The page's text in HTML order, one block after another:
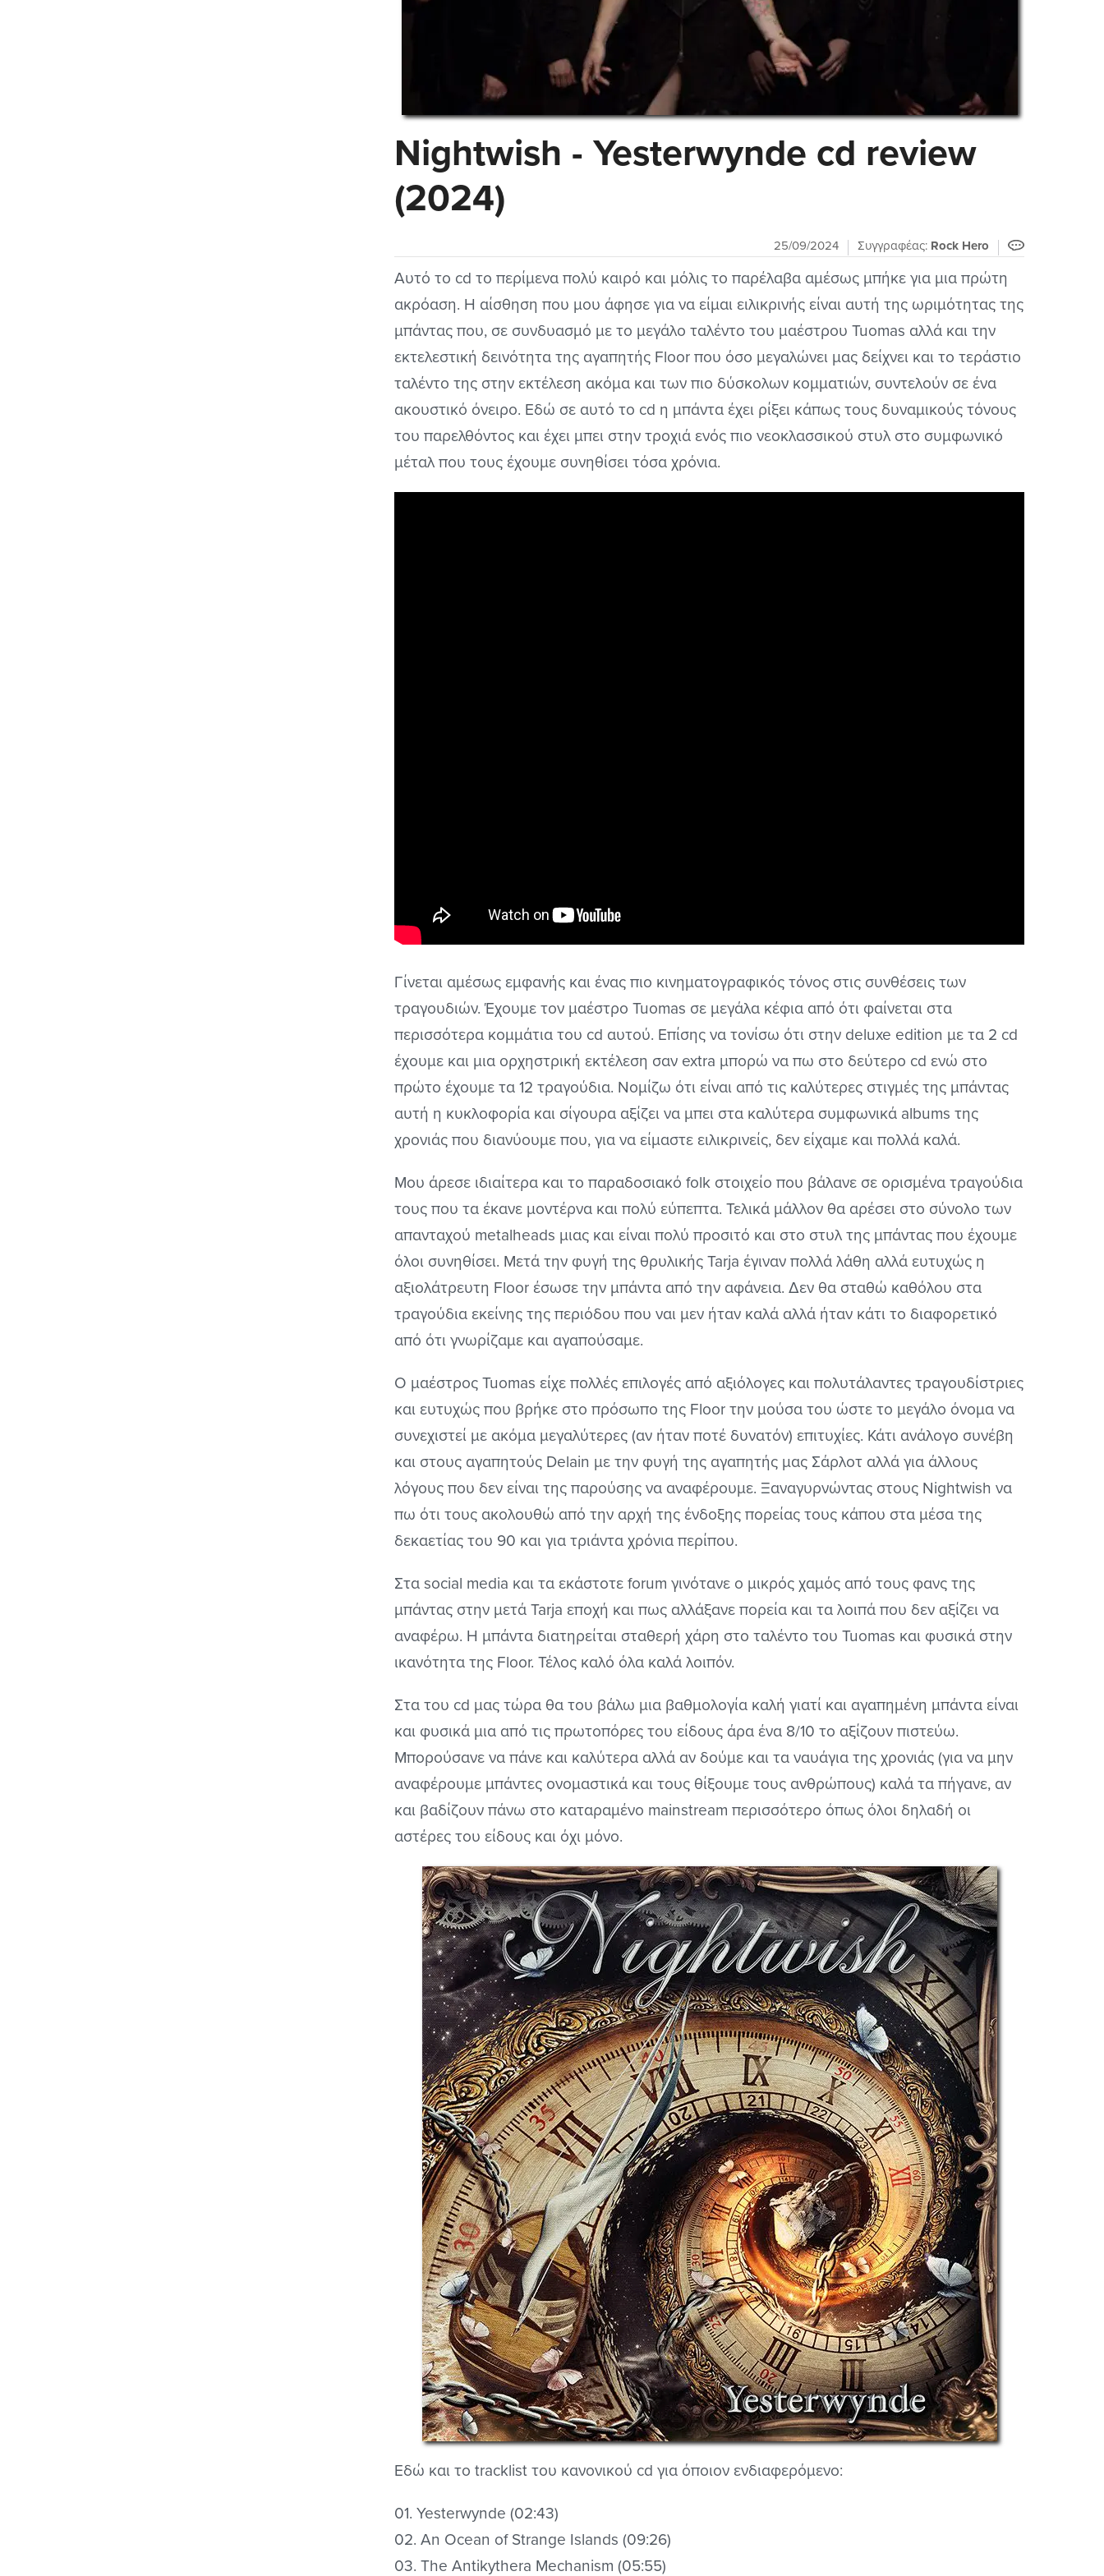
Nightwish - Yesterwynde cd review
(2024)
25/09/2024 Συγγραφέας: Rock Hero
Αυτό το cd το περίμενα πολύ καιρό και μόλις το παρέλαβα αμέσως μπήκε για μια πρώτη
ακρόαση. Η αίσθηση που μου άφησε για να είμαι ειλικρινής είναι αυτή της ωριμότητας της
μπάντας που, σε συνδυασμό με το μεγάλο ταλέντο του μαέστρου Tuomas αλλά και την
εκτελεστική δεινότητα της αγαπητής Floor που όσο μεγαλώνει μας δείχνει και το τεράστιο
ταλέντο της στην εκτέλεση ακόμα και των πιο δύσκολων κομματιών, συντελούν σε ένα
ακουστικό όνειρο. Εδώ σε αυτό το cd η μπάντα έχει ρίξει κάπως τους δυναμικούς τόνους
του παρελθόντος και έχει μπει στην τροχιά ενός πιο νεοκλασσικού στυλ στο συμφωνικό
μέταλ που τους έχουμε συνηθίσει τόσα χρόνια.
Γίνεται αμέσως εμφανής και ένας πιο κινηματογραφικός τόνος στις συνθέσεις των
τραγουδιών. Έχουμε τον μαέστρο Tuomas σε μεγάλα κέφια από ότι φαίνεται στα
περισσότερα κομμάτια του cd αυτού. Επίσης να τονίσω ότι στην deluxe edition με τα 2 cd
έχουμε και μια ορχηστρική εκτέλεση σαν extra μπορώ να πω στο δεύτερο cd ενώ στο
πρώτο έχουμε τα 12 τραγούδια. Νομίζω ότι είναι από τις καλύτερες στιγμές της μπάντας
αυτή η κυκλοφορία και σίγουρα αξίζει να μπει στα καλύτερα συμφωνικά albums της
χρονιάς που διανύουμε που, για να είμαστε ειλικρινείς, δεν είχαμε και πολλά καλά.
Μου άρεσε ιδιαίτερα και το παραδοσιακό folk στοιχείο που βάλανε σε ορισμένα τραγούδια
τους που τα έκανε μοντέρνα και πολύ εύπεπτα. Τελικά μάλλον θα αρέσει στο σύνολο των
απανταχού metalheads μιας και είναι πολύ προσιτό και στο στυλ της μπάντας που έχουμε
όλοι συνηθίσει. Μετά την φυγή της θρυλικής Tarja έγιναν πολλά λάθη αλλά ευτυχώς η
αξιολάτρευτη Floor έσωσε την μπάντα από την αφάνεια. Δεν θα σταθώ καθόλου στα
τραγούδια εκείνης της περιόδου που ναι μεν ήταν καλά αλλά ήταν κάτι το διαφορετικό
από ότι γνωρίζαμε και αγαπούσαμε.
Ο μαέστρος Tuomas είχε πολλές επιλογές από αξιόλογες και πολυτάλαντες τραγουδίστριες
και ευτυχώς που βρήκε στο πρόσωπο της Floor την μούσα του ώστε το μεγάλο όνομα να
συνεχιστεί με ακόμα μεγαλύτερες (αν ήταν ποτέ δυνατόν) επιτυχίες. Κάτι ανάλογο συνέβη
και στους αγαπητούς Delain με την φυγή της αγαπητής μας Σάρλοτ αλλά για άλλους
λόγους που δεν είναι της παρούσης να αναφέρουμε. Ξαναγυρνώντας στους Nightwish να
πω ότι τους ακολουθώ από την αρχή της ένδοξης πορείας τους κάπου στα μέσα της
δεκαετίας του 90 και για τριάντα χρόνια περίπου.
Στα social media και τα εκάστοτε forum γινότανε ο μικρός χαμός από τους φανς της
μπάντας στην μετά Tarja εποχή και πως αλλάξανε πορεία και τα λοιπά που δεν αξίζει να
αναφέρω. Η μπάντα διατηρείται σταθερή χάρη στο ταλέντο του Tuomas και φυσικά στην
ικανότητα της Floor. Τέλος καλό όλα καλά λοιπόν.
Στα του cd μας τώρα θα του βάλω μια βαθμολογία καλή γιατί και αγαπημένη μπάντα είναι
και φυσικά μια από τις πρωτοπόρες του είδους άρα ένα 8/10 το αξίζουν πιστεύω.
Μπορούσανε να πάνε και καλύτερα αλλά αν δούμε και τα ναυάγια της χρονιάς (για να μην
αναφέρουμε μπάντες ονομαστικά και τους θίξουμε τους ανθρώπους) καλά τα πήγανε, αν
και βαδίζουν πάνω στο καταραμένο mainstream περισσότερο όπως όλοι δηλαδή οι
αστέρες του είδους και όχι μόνο.
Εδώ και το tracklist του κανονικού cd για όποιον ενδιαφερόμενο:
01. Yesterwynde (02:43)
02. An Ocean of Strange Islands (09:26)
03. The Antikythera Mechanism (05:55)